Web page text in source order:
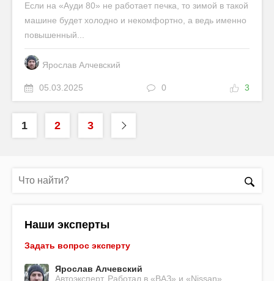
Если на «Ауди 80» не работает печка, то зимой в такой
машине будет холодно и некомфортно, а ведь именно
повышенный...
Ярослав Алчевский
05.03.2025 0 3
1 2 3
Наши эксперты
Задать вопрос эксперту
Ярослав Алчевский
Автоэксперт. Работал в «ВАЗ» и «Nissan».